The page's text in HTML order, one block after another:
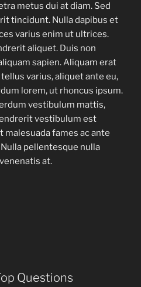
metus dui at diam. Sed
tincidunt. Nulla dapibus et
varius enim ut ultrices.
aliquet. Duis non
sapien. Aliquam erat
varius, aliquet ante eu,
lorem, ut rhoncus ipsum.
vestibulum mattis,
vestibulum est
malesuada fames ac ante
pellentesque nulla
at.
Questions